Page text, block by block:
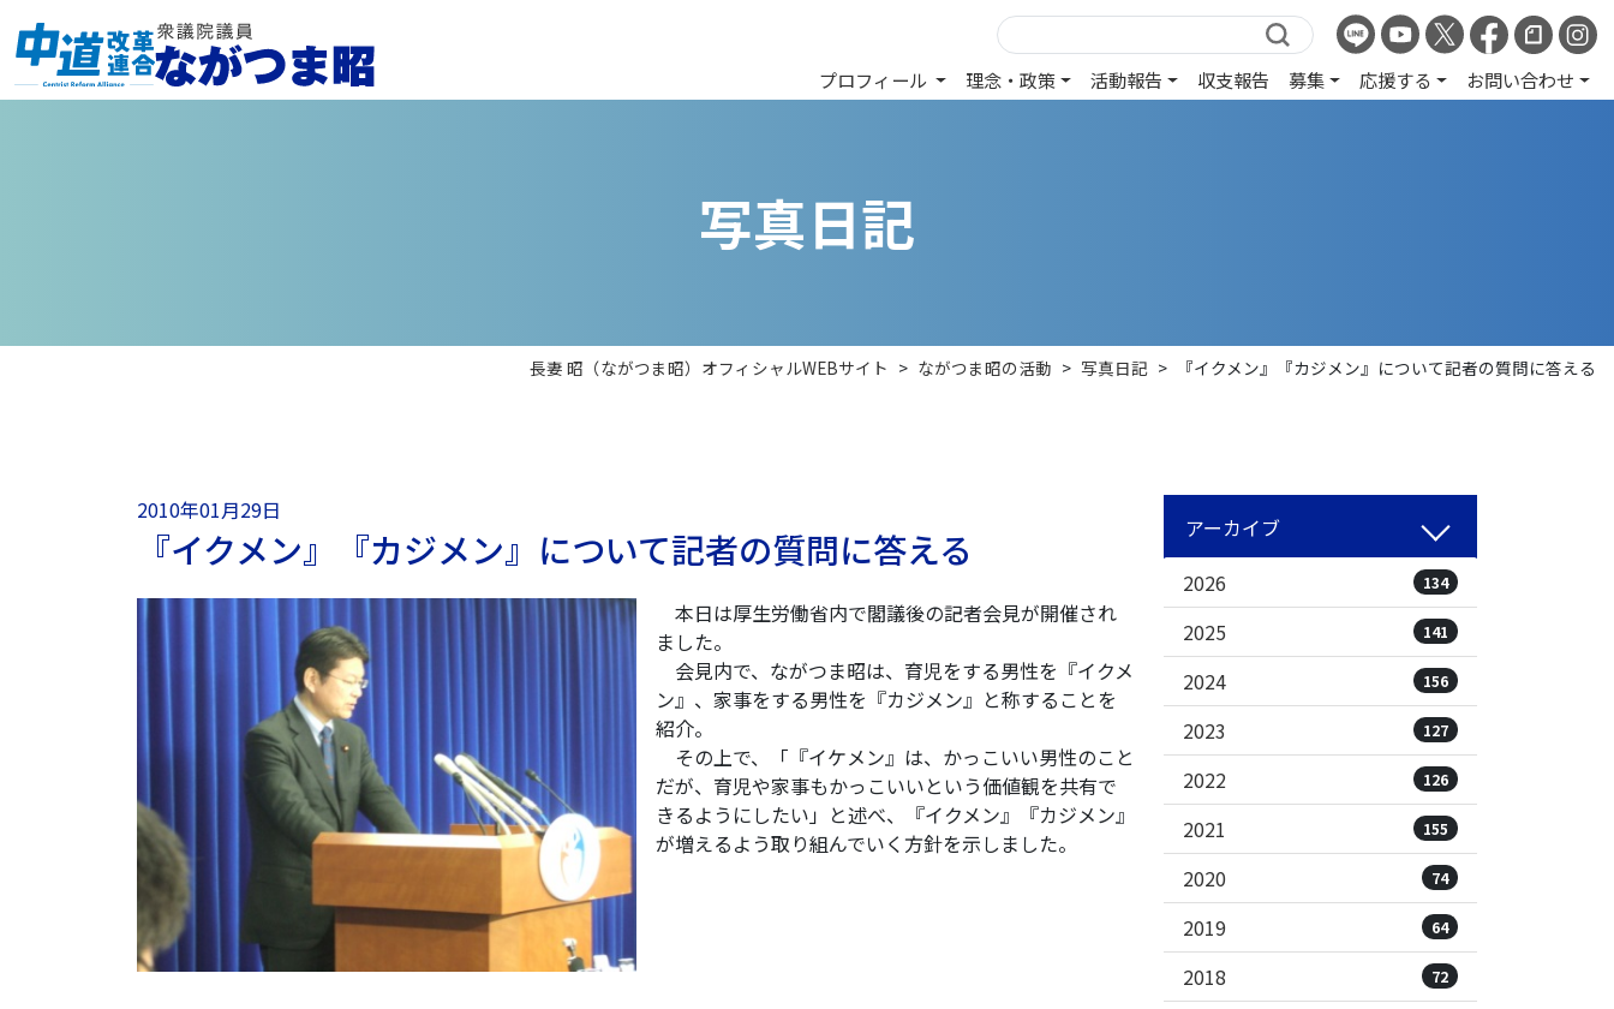
プロフィール 理念・政策 活動報告 収支報告 募集 応援する お問い合わせ
写真日記
長妻 昭（ながつま昭）オフィシャルWEBサイト > ながつま昭の活動 > 写真日記 > 『イクメン』『カジメン』について記者の質問に答える
2010年01月29日
『イクメン』『カジメン』について記者の質問に答える
本日は厚生労働省内で閣議後の記者会見が開催され
ました。
会見内で、ながつま昭は、育児をする男性を『イクメ
ン』、家事をする男性を『カジメン』と称することを
紹介。
その上で、「『イケメン』は、かっこいい男性のこと
だが、育児や家事もかっこいいという価値観を共有で
きるようにしたい」と述べ、『イクメン』『カジメン』
が増えるよう取り組んでいく方針を示しました。
アーカイブ
2026
134
2025 141
2024 156
2023 127
2022 126
2021 155
2020 74
2019 64
2018 72